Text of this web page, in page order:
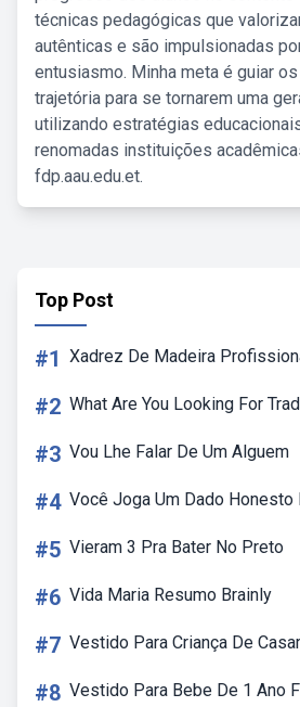
técnicas pedagógicas que
autênticas e são impulsionadas
entusiasmo. Minha meta é guiar
trajetória para se tornarem uma
utilizando estratégias
renomadas instituições
fdp.aau.edu.et.
Top Post
#1 Xadrez De Madeira
#2 What Are You Looking For
#3 Vou Lhe Falar De Um Alguem
#4 Você Joga Um Dado Honesto
#5 Vieram 3 Pra Bater No Preto
#6 Vida Maria Resumo Brainly
#7 Vestido Para Criança De
#8 Vestido Para Bebe De 1 Ano